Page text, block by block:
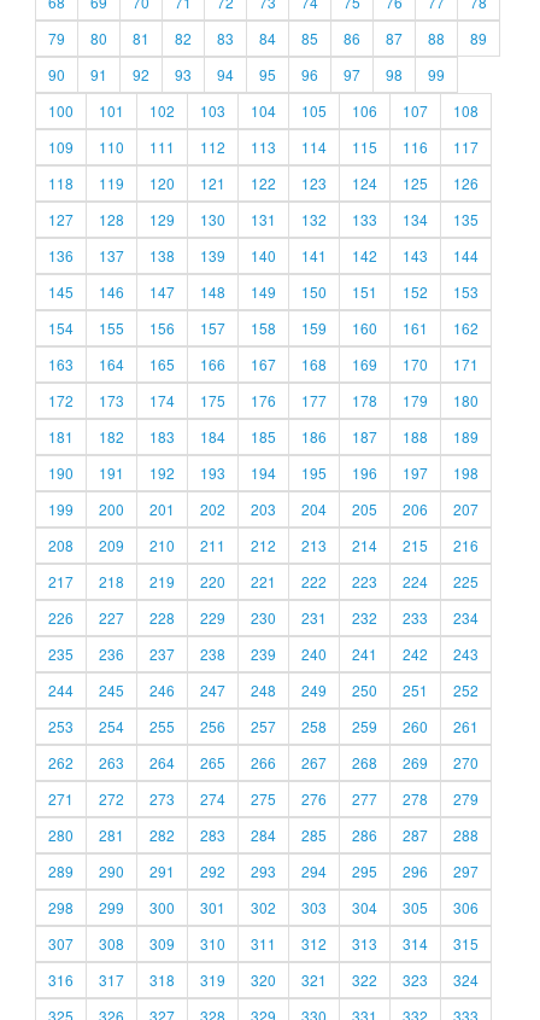
79
80 81 82 83 84 85 86 87 88
89
90
91 92 93 94 95 96 97 98
99
100
101 102 103 104 105 106 107
108
109
110 111 112 113 114 115 116
117
118
119 120 121 122 123 124 125
126
127
128 129 130 131 132 133 134
135
136
137 138 139 140 141 142 143
144
145
146 147 148 149 150 151 152
153
154
155 156 157 158 159 160 161
162
163
164 165 166 167 168 169 170
171
172
173 174 175 176 177 178 179
180
181
182 183 184 185 186 187 188
189
190
191 192 193 194 195 196 197
198
199
200 201 202 203 204 205 206
207
208
209 210 211 212 213 214 215
216
217
218 219 220 221 222 223 224
225
226
227 228 229 230 231 232 233
234
235
236 237 238 239 240 241 242
243
244
245 246 247 248 249 250 251
252
253
254 255 256 257 258 259 260
261
262
263 264 265 266 267 268 269
270
271
272 273 274 275 276 277 278
279
280
281 282 283 284 285 286 287
288
289
290 291 292 293 294 295 296
297
298
299 300 301 302 303 304 305
306
307
308 309 310 311 312 313 314
315
316
317 318 319 320 321 322 323
324
325
326 327 328 329 330 331 332 333